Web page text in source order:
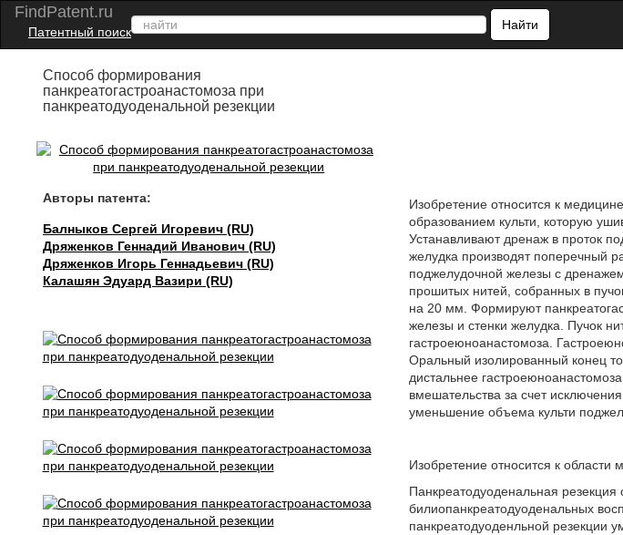
FindPatent.ru
Патентный поиск
Найти
Способ формирования
панкреатогастроанастомоза при
панкреатодуоденальной резекции
Авторы патента:
Балныков Сергей Игоревич (RU)
Дряженков Геннадий Иванович (RU)
Дряженков Игорь Геннадьевич (RU)
Калашян Эдуард Вазири (RU)
Изобретение относится к
образованием культи, которую
Устанавливают дренаж в проток
желудка производят поперечный
поджелудочной железы с
прошитых нитей, собранных в
на 20 мм. Формируют
железы и стенки желудка. Пучок
гастроеюноанастомоза.
Оральный изолированный конец
дистальнее
вмешательства за счет
уменьшение объема культи
Изобретение относится к области
Панкреатодуоденальная
билиопанкреатодуоденальных
панкреатодуоденльной резекции